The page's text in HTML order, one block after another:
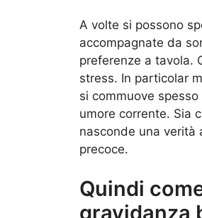
A volte si possono
accompagnate da
preferenze a tavola.
stress. In particolar
si commuove
umore corrente. Sia
nasconde una verità
precoce.
Quindi
gravidanza